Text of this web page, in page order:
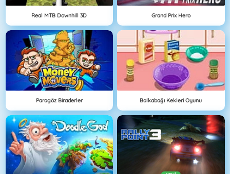
Real MTB Downhill 3D Grand Prix Hero
Paragöz Biraderler Balkabağı Kekleri Oyunu